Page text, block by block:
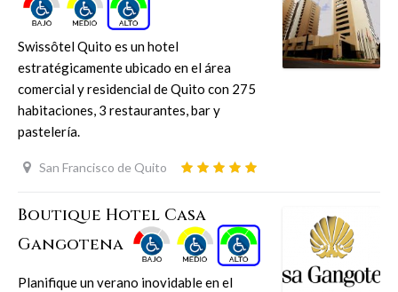
Swissôtel Quito es un hotel
estratégicamente ubicado en el área
comercial y residencial de Quito con 275
habitaciones, 3 restaurantes, bar y
pastelería.
San Francisco de Quito
Boutique Hotel Casa
Gangotena
Planifique un verano inovidable en el